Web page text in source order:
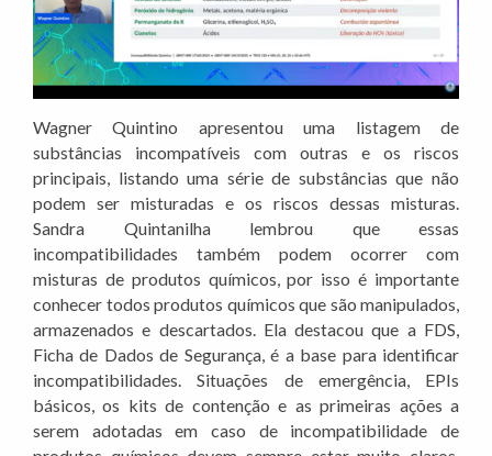
Wagner Quintino apresentou uma listagem de
substâncias incompatíveis com outras e os riscos
principais, listando uma série de substâncias que não
podem ser misturadas e os riscos dessas misturas.
Sandra Quintanilha lembrou que essas
incompatibilidades também podem ocorrer com
misturas de produtos químicos, por isso é importante
conhecer todos produtos químicos que são manipulados,
armazenados e descartados. Ela destacou que a FDS,
Ficha de Dados de Segurança, é a base para identificar
incompatibilidades. Situações de emergência, EPIs
básicos, os kits de contenção e as primeiras ações a
serem adotadas em caso de incompatibilidade de